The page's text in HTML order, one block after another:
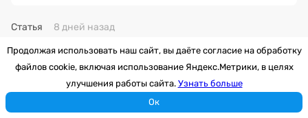
Статья 8 дней назад
Лысково: история и
архивные фото одного из
древнейших городов
Продолжая использовать наш сайт, вы даёте согласие на обработку
файлов cookie, включая использование Яндекс.Метрики, в целях
улучшения работы сайта. Узнать больше
Ок